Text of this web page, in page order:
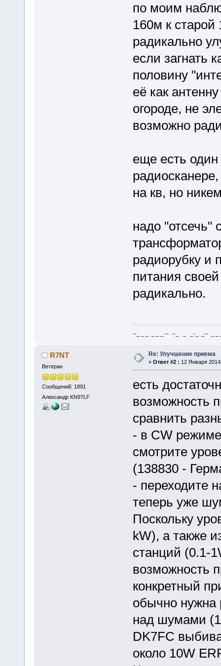
по моим
160м к
радикально
если загнать
половину
её как
огороде, не
возможно
еще есть
на кв, но
надо "отсечь"
радиорубку и
питания
радикально.
--_ _ _ _ _ _ -- --_ _ _-_ _-- _ _
R7NT
Ветеран
Сообщений: 1891
Александр KN97LF
Re: Улучшение приема
« Ответ #2 : 12 Января
есть
возможность
сравнить
- в CW
смотрите
(138830 -
- переходите
теперь уже
Поскольку
kW), а также
станций (0.1-
возможность
конкретный
обычно нужна
над шумами
DK7FC
около 10W